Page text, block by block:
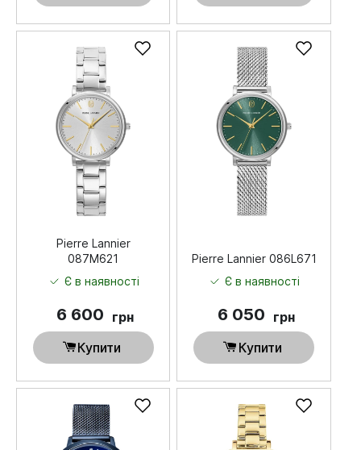
Pierre Lannier
087M621
Є в наявності
6 600 грн
Купити
Pierre Lannier 086L671
Є в наявності
6 050 грн
Купити